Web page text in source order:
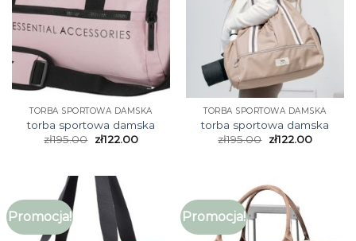
TORBA SPORTOWA DAMSKA
torba sportowa damska
zł195.00 zł122.00
TORBA SPORTOWA DAMSKA
torba sportowa damska
zł195.00 zł122.00
Promocja! Promocja!